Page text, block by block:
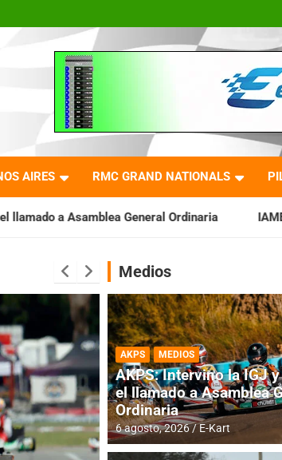
AIRES RMC GRAND NATIONALS
Ordinaria IAME SERIES
Medios
AKPS MEDIOS
AKPS: Intervino la IGJ
el llamado a Asamblea
Ordinaria
6 agosto, 2026 E-Kart